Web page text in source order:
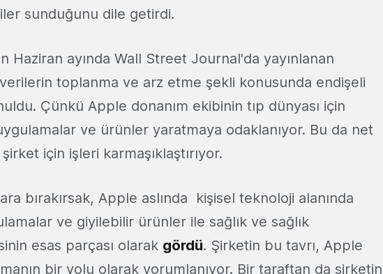
sunduğunu dile getirdi.
Haziran ayında Wall Street Journal'da yayınlanan
verilerin toplanma ve arz etme şekli konusunda endişeli
Çünkü Apple donanım ekibinin tıp dünyası için
ve ürünler yaratmaya odaklanıyor. Bu da net
için işleri karmaşıklaştırıyor.
bırakırsak, Apple aslında kişisel teknoloji alanında
ve giyilebilir ürünler ile sağlık ve sağlık
esas parçası olarak gördü. Şirketin bu tavrı, Apple
bir yolu olarak yorumlanıyor. Bir taraftan da şirketin